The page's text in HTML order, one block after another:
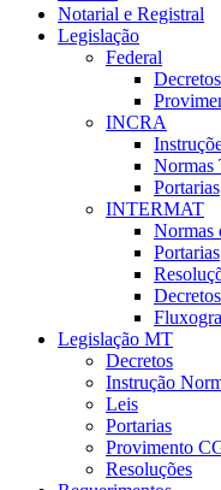
Notarial e Registral
Legislação
Federal
Decretos
INCRA
Normas
Portarias
INTERMAT
Normas
Portarias
Decretos
Legislação MT
Decretos
Instrução
Leis
Portarias
Provimento
Resoluções